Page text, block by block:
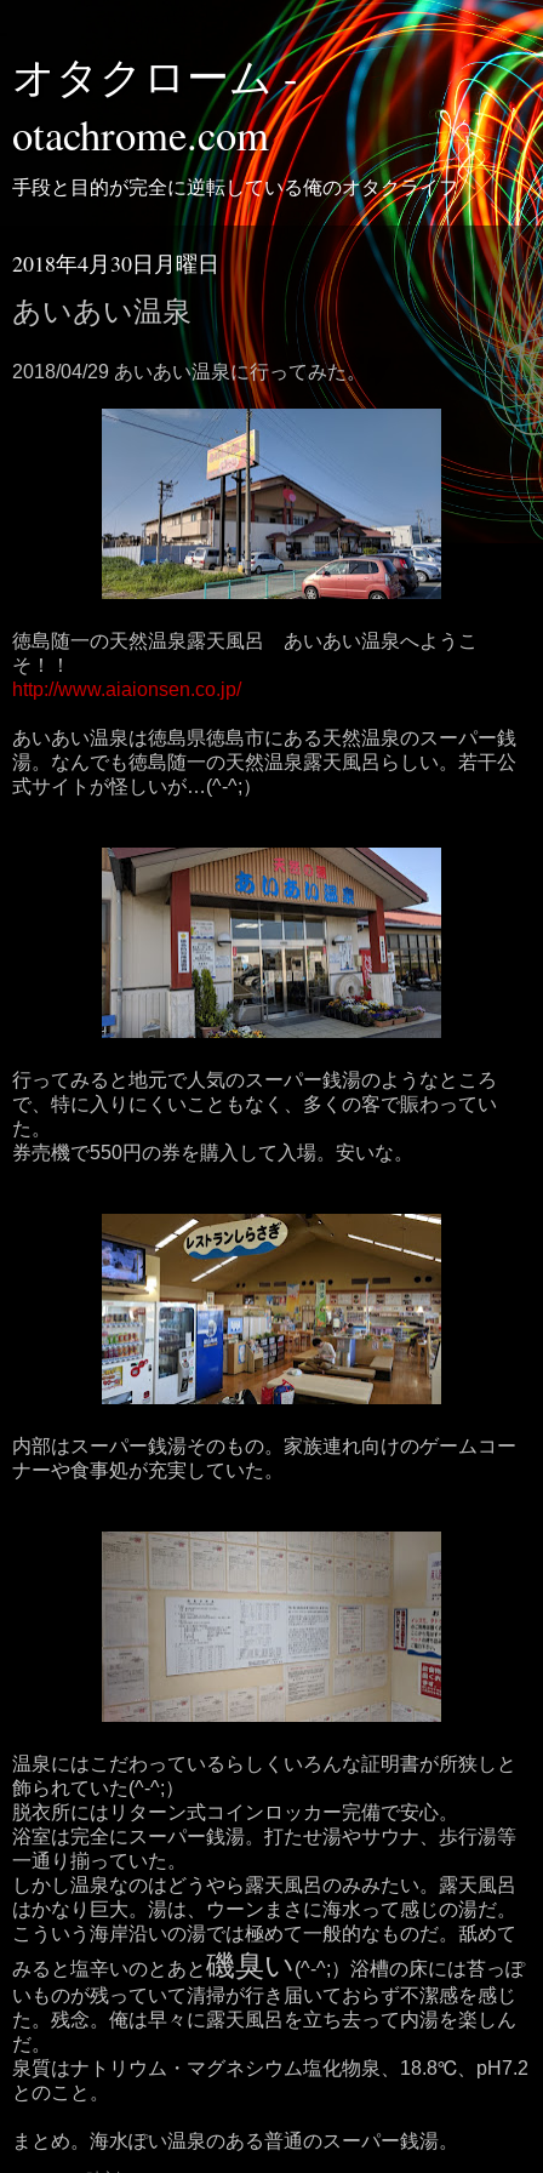
オタクローム -
otachrome.com
手段と目的が完全に逆転している俺のオタクライフ
2018年4月30日月曜日
あいあい温泉
2018/04/29 あいあい温泉に行ってみた。
徳島随一の天然温泉露天風呂 あいあい温泉へようこ
そ！！
http://www.aiaionsen.co.jp/
あいあい温泉は徳島県徳島市にある天然温泉のスーパー銭
湯。なんでも徳島随一の天然温泉露天風呂らしい。若干公
式サイトが怪しいが…(^-^;）
行ってみると地元で人気のスーパー銭湯のようなところ
で、特に入りにくいこともなく、多くの客で賑わってい
た。
券売機で550円の券を購入して入場。安いな。
内部はスーパー銭湯そのもの。家族連れ向けのゲームコー
ナーや食事処が充実していた。
温泉にはこだわっているらしくいろんな証明書が所狭しと
飾られていた(^-^;）
脱衣所にはリターン式コインロッカー完備で安心。
浴室は完全にスーパー銭湯。打たせ湯やサウナ、歩行湯等
一通り揃っていた。
しかし温泉なのはどうやら露天風呂のみみたい。露天風呂
はかなり巨大。湯は、ウーンまさに海水って感じの湯だ。
こういう海岸沿いの湯では極めて一般的なものだ。舐めて
みると塩辛いのとあと磯臭い(^-^;）浴槽の床には苔っぽ
いものが残っていて清掃が行き届いておらず不潔感を感じ
た。残念。俺は早々に露天風呂を立ち去って内湯を楽しん
だ。
泉質はナトリウム・マグネシウム塩化物泉、18.8℃、pH7.2
とのこと。
まとめ。海水ぽい温泉のある普通のスーパー銭湯。